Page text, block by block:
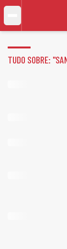
TUDO SOBRE: "